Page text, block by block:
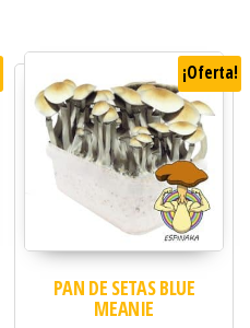
¡Oferta!
PAN DE SETAS BLUE
MEANIE